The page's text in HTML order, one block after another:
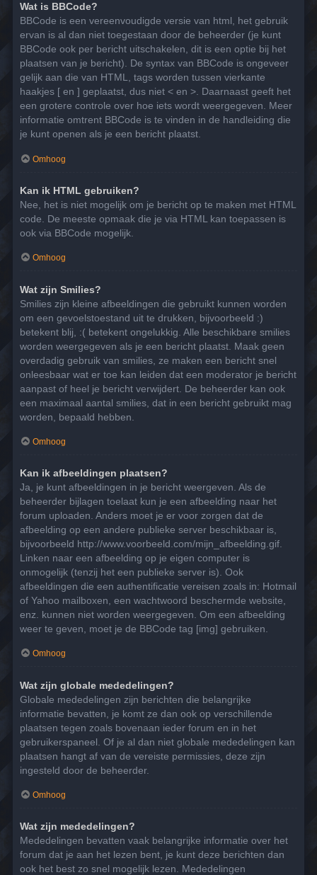
Wat is BBCode?
BBCode is een vereenvoudigde versie van html, het gebruik
ervan is al dan niet toegestaan door de beheerder (je kunt
BBCode ook per bericht uitschakelen, dit is een optie bij het
plaatsen van je bericht). De syntax van BBCode is ongeveer
gelijk aan die van HTML, tags worden tussen vierkante
haakjes [ en ] geplaatst, dus niet < en >. Daarnaast geeft het
een grotere controle over hoe iets wordt weergegeven. Meer
informatie omtrent BBCode is te vinden in de handleiding die
je kunt openen als je een bericht plaatst.
Omhoog
Kan ik HTML gebruiken?
Nee, het is niet mogelijk om je bericht op te maken met HTML
code. De meeste opmaak die je via HTML kan toepassen is
ook via BBCode mogelijk.
Omhoog
Wat zijn Smilies?
Smilies zijn kleine afbeeldingen die gebruikt kunnen worden
om een gevoelstoestand uit te drukken, bijvoorbeeld :)
betekent blij, :( betekent ongelukkig. Alle beschikbare smilies
worden weergegeven als je een bericht plaatst. Maak geen
overdadig gebruik van smilies, ze maken een bericht snel
onleesbaar wat er toe kan leiden dat een moderator je bericht
aanpast of heel je bericht verwijdert. De beheerder kan ook
een maximaal aantal smilies, dat in een bericht gebruikt mag
worden, bepaald hebben.
Omhoog
Kan ik afbeeldingen plaatsen?
Ja, je kunt afbeeldingen in je bericht weergeven. Als de
beheerder bijlagen toelaat kun je een afbeelding naar het
forum uploaden. Anders moet je er voor zorgen dat de
afbeelding op een andere publieke server beschikbaar is,
bijvoorbeeld http://www.voorbeeld.com/mijn_afbeelding.gif.
Linken naar een afbeelding op je eigen computer is
onmogelijk (tenzij het een publieke server is). Ook
afbeeldingen die een authentificatie vereisen zoals in: Hotmail
of Yahoo mailboxen, een wachtwoord beschermde website,
enz. kunnen niet worden weergegeven. Om een afbeelding
weer te geven, moet je de BBCode tag [img] gebruiken.
Omhoog
Wat zijn globale mededelingen?
Globale mededelingen zijn berichten die belangrijke
informatie bevatten, je komt ze dan ook op verschillende
plaatsen tegen zoals bovenaan ieder forum en in het
gebruikerspaneel. Of je al dan niet globale mededelingen kan
plaatsen hangt af van de vereiste permissies, deze zijn
ingesteld door de beheerder.
Omhoog
Wat zijn mededelingen?
Mededelingen bevatten vaak belangrijke informatie over het
forum dat je aan het lezen bent, je kunt deze berichten dan
ook het best zo snel mogelijk lezen. Mededelingen